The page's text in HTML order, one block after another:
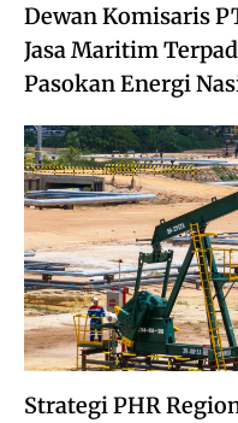
Dewan Komisaris
Jasa Maritim
Pasokan Energi
Strategi PHR